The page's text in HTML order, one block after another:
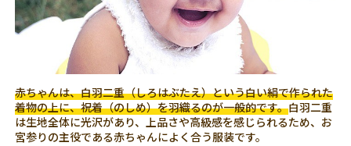
赤ちゃんは、白羽二重（しろはぶたえ）という白い絹で作られた
着物の上に、祝着（のしめ）を羽織るのが一般的です。白羽二重
は生地全体に光沢があり、上品さや高級感を感じられるため、お
宮参りの主役である赤ちゃんによく合う服装です。